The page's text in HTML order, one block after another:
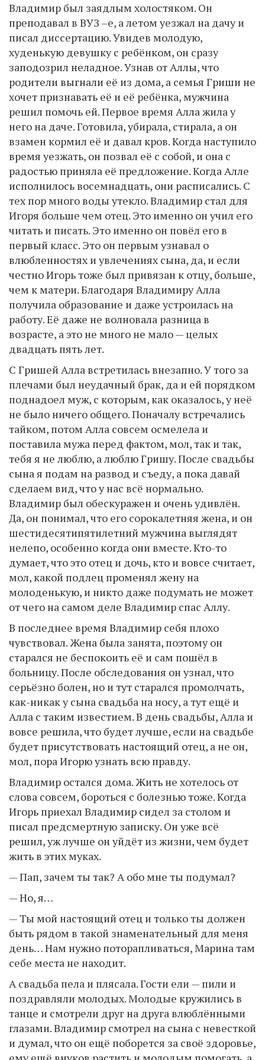
Владимир был заядлым холостяком. Он
преподавал в ВУЗ –е, а летом уезжал на дачу и
писал диссертацию. Увидев молодую,
худенькую девушку с ребёнком, он сразу
заподозрил неладное. Узнав от Аллы, что
родители выгнали её из дома, а семья Гриши не
хочет признавать её и её ребёнка, мужчина
решил помочь ей. Первое время Алла жила у
него на даче. Готовила, убирала, стирала, а он
взамен кормил её и давал кров. Когда наступило
время уезжать, он позвал её с собой, и она с
радостью приняла её предложение. Когда Алле
исполнилось восемнадцать, они расписались. С
тех пор много воды утекло. Владимир стал для
Игоря больше чем отец. Это именно он учил его
читать и писать. Это именно он повёл его в
первый класс. Это он первым узнавал о
влюбленностях и увлечениях сына, да, и если
честно Игорь тоже был привязан к отцу, больше,
чем к матери. Благодаря Владимиру Алла
получила образование и даже устроилась на
работу. Её даже не волновала разница в
возрасте, а это не много не мало — целых
двадцать пять лет.
С Гришей Алла встретилась внезапно. У того за
плечами был неудачный брак, да и ей порядком
поднадоел муж, с которым, как оказалось, у неё
не было ничего общего. Поначалу встречались
тайком, потом Алла совсем осмелела и
поставила мужа перед фактом, мол, так и так,
тебя я не люблю, а люблю Гришу. После свадьбы
сына я подам на развод и съеду, а пока давай
сделаем вид, что у нас всё нормально.
Владимир был обескуражен и очень удивлён.
Да, он понимал, что его сорокалетняя жена, и он
шестидесятипятилетний мужчина выглядят
нелепо, особенно когда они вместе. Кто-то
думает, что это отец и дочь, кто и вовсе считает,
мол, какой подлец променял жену на
молоденькую, и никто даже подумать не может
от чего на самом деле Владимир спас Аллу.
В последнее время Владимир себя плохо
чувствовал. Жена была занята, поэтому он
старался не беспокоить её и сам пошёл в
больницу. После обследования он узнал, что
серьёзно болен, но и тут старался промолчать,
как-никак у сына свадьба на носу, а тут ещё и
Алла с таким известием. В день свадьбы, Алла и
вовсе решила, что будет лучше, если на свадьбе
будет присутствовать настоящий отец, а не он,
мол, пора Игорю узнать всю правду.
Владимир остался дома. Жить не хотелось от
слова совсем, бороться с болезнью тоже. Когда
Игорь приехал Владимир сидел за столом и
писал предсмертную записку. Он уже всё
решил, уж лучше он уйдёт из жизни, чем будет
жить в этих муках.
— Пап, зачем ты так? А обо мне ты подумал?
— Но, я…
— Ты мой настоящий отец и только ты должен
быть рядом в такой знаменательный для меня
день… Нам нужно поторапливаться, Марина там
себе места не находит.
А свадьба пела и плясала. Гости ели — пили и
поздравляли молодых. Молодые кружились в
танце и смотрели друг на друга влюблёнными
глазами. Владимир смотрел на сына с невесткой
и думал, что он ещё поборется за своё здоровье,